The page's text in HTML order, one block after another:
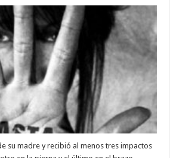
del
Estero:
asesinó
a
tiros
su
pareja,
hirió
hija
y
se
su madre y recibió al menos tres impactos